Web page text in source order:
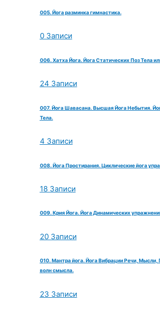
005. Йога разминка гимнастика.
0 Записи
006. Хатха Йога. Йога Статических Поз Тела
24 Записи
007. Йога Шавасана. Высшая Йога Небытия.
Тела.
4 Записи
008. Йога Простирания. Циклические йога
18 Записи
009. Крия Йога. Йога Динамических
20 Записи
010. Мантра йога. Йога Вибрации Речи,
волн смысла.
23 Записи